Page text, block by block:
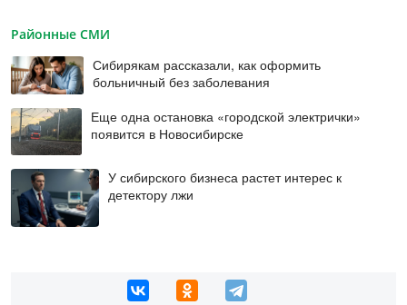
Районные СМИ
Сибирякам рассказали, как оформить
больничный без заболевания
Еще одна остановка «городской электрички»
появится в Новосибирске
У сибирского бизнеса растет интерес к
детектору лжи